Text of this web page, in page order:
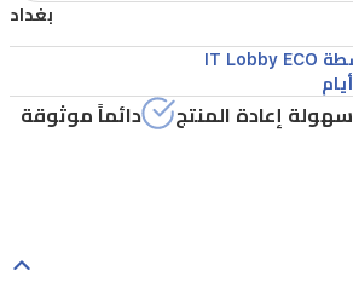
بغداد
سهولة إعادة المنتج
دائماً موثوقة